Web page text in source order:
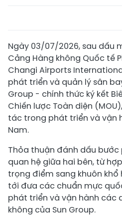
Ngày 03/07/2026, sau dấu
Cảng Hàng không Quốc tế
Changi Airports
phát triển và quản lý sân
Group - chính thức ký kết
Chiến lược Toàn diện
tác trong phát triển và vận
Nam.
Thỏa thuận đánh dấu
quan hệ giữa hai bên, từ
trọng điểm sang khuôn
tới đưa các chuẩn mực
phát triển và vận hành các
không của Sun Group.